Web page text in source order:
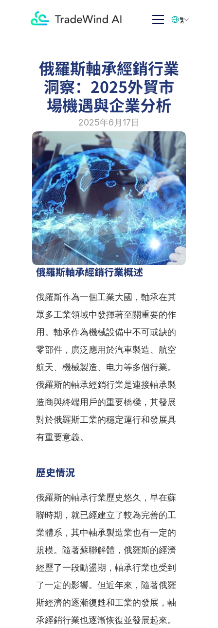
俄羅斯軸承經銷行業
洞察：2025外貿市
場機遇與企業分析
2025年6月17日
俄羅斯軸承經銷行業概述
俄羅斯作為一個工業大國，軸承在其
眾多工業領域中發揮著至關重要的作
用。軸承作為機械設備中不可或缺的
零部件，廣泛應用於汽車製造、航空
航天、機械製造、电力等多個行業。
俄羅斯的軸承經銷行業是連接軸承製
造商與終端用戶的重要橋樑，其發展
對於俄羅斯工業的穩定運行和發展具
有重要意義。
歷史情況
俄羅斯的軸承行業歷史悠久，早在蘇
聯時期，就已經建立了較為完善的工
業體系，其中軸承製造業也有一定的
規模。隨著蘇聯解體，俄羅斯的經濟
經歷了一段動盪期，軸承行業也受到
了一定的影響。但近年來，隨著俄羅
斯經濟的逐漸復甦和工業的發展，軸
承經銷行業也逐漸恢復並發展起來。
繁体中文